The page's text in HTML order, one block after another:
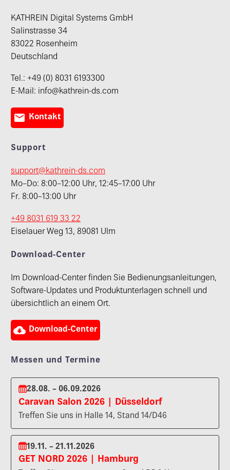
KATHREIN Digital Systems GmbH
Salinstrasse 34
83022 Rosenheim
Deutschland
Tel.: +49 (0) 8031 6193300
E-Mail: info@kathrein-ds.com
 Kontakt
Support
support@kathrein-ds.com
Mo–Do: 8:00–12:00 Uhr, 12:45–17:00 Uhr
Fr. 8:00–13:00 Uhr
+49 8031 619 33 22
Eiselauer Weg 13, 89081 Ulm
Download-Center
Im Download-Center finden Sie Bedienungsanleitungen,
Software-Updates und Produktunterlagen schnell und
übersichtlich an einem Ort.
 Download-Center
Messen und Termine
28.08. – 06.09.2026
Caravan Salon 2026 | Düsseldorf
Treffen Sie uns in Halle 14, Stand 14/D46
19.11. – 21.11.2026
GET NORD 2026 | Hamburg